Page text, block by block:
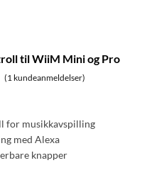
til WiiM Mini og Pro
(1 kundeanmeldelser)
for musikkavspilling
med Alexa
knapper